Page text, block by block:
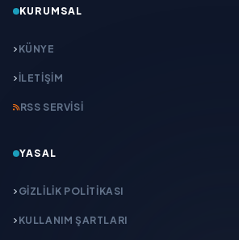
KURUMSAL
KÜNYE
İLETIŞIM
RSS SERVISI
YASAL
GIZLILIK POLITIKASI
KULLANIM ŞARTLARI